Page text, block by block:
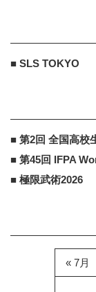
■ SLS TOKYO
■ 第2回 全国高校
■ 第45回 IFPA
■ 極限武術2026
« 7月